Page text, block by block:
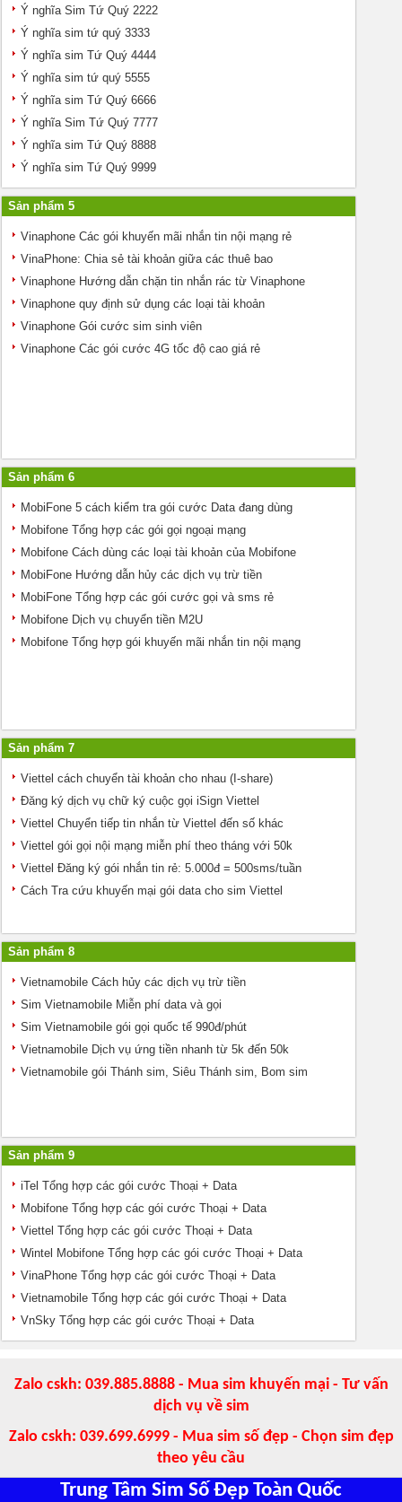
Ý nghĩa Sim Tứ Quý 2222
Ý nghĩa sim tứ quý 3333
Ý nghĩa sim Tứ Quý 4444
Ý nghĩa sim tứ quý 5555
Ý nghĩa sim Tứ Quý 6666
Ý nghĩa Sim Tứ Quý 7777
Ý nghĩa sim Tứ Quý 8888
Ý nghĩa sim Tứ Quý 9999
Sản phẩm 5
Vinaphone Các gói khuyến mãi nhắn tin nội mạng rẻ
VinaPhone: Chia sẻ tài khoản giữa các thuê bao
Vinaphone Hướng dẫn chặn tin nhắn rác từ Vinaphone
Vinaphone quy định sử dụng các loại tài khoản
Vinaphone Gói cước sim sinh viên
Vinaphone Các gói cước 4G tốc độ cao giá rẻ
Sản phẩm 6
MobiFone 5 cách kiểm tra gói cước Data đang dùng
Mobifone Tổng hợp các gói gọi ngoại mạng
Mobifone Cách dùng các loại tài khoản của Mobifone
MobiFone Hướng dẫn hủy các dịch vụ trừ tiền
MobiFone Tổng hợp các gói cước gọi và sms rẻ
Mobifone Dịch vụ chuyển tiền M2U
Mobifone Tổng hợp gói khuyến mãi nhắn tin nội mạng
Sản phẩm 7
Viettel cách chuyển tài khoản cho nhau (I-share)
Đăng ký dịch vụ chữ ký cuộc gọi iSign Viettel
Viettel Chuyển tiếp tin nhắn từ Viettel đến số khác
Viettel gói gọi nội mạng miễn phí theo tháng với 50k
Viettel Đăng ký gói nhắn tin rẻ: 5.000đ = 500sms/tuần
Cách Tra cứu khuyến mại gói data cho sim Viettel
Sản phẩm 8
Vietnamobile Cách hủy các dịch vụ trừ tiền
Sim Vietnamobile Miễn phí data và gọi
Sim Vietnamobile gói gọi quốc tế 990đ/phút
Vietnamobile Dịch vụ ứng tiền nhanh từ 5k đến 50k
Vietnamobile gói Thánh sim, Siêu Thánh sim, Bom sim
Sản phẩm 9
iTel Tổng hợp các gói cước Thoại + Data
Mobifone Tổng hợp các gói cước Thoại + Data
Viettel Tổng hợp các gói cước Thoại + Data
Wintel Mobifone Tổng hợp các gói cước Thoại + Data
VinaPhone Tổng hợp các gói cước Thoại + Data
Vietnamobile Tổng hợp các gói cước Thoại + Data
VnSky Tổng hợp các gói cước Thoại + Data
Zalo cskh: 039.885.8888 - Mua sim khuyến mại - Tư vấn
dịch vụ về sim
Zalo cskh: 039.699.6999 - Mua sim số đẹp - Chọn sim đẹp
theo yêu cầu
Trung Tâm Sim Số Đẹp Toàn Quốc